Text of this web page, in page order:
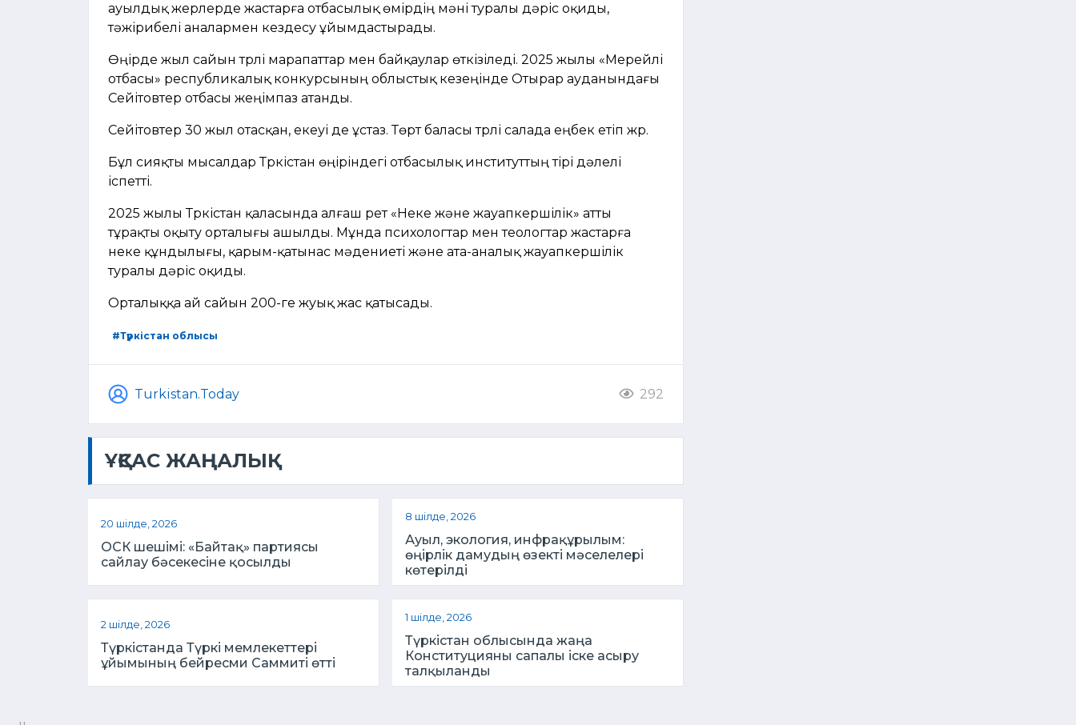
ауылдық жерлерде жастарға отбасылық өмірдің мәні туралы дәріс оқиды,
тәжірибелі аналармен кездесу ұйымдастырады.
Өңірде жыл сайын түрлі марапаттар мен байқаулар өткізіледі. 2025 жылы «Мерейлі
отбасы» республикалық конкурсының облыстық кезеңінде Отырар ауданындағы
Сейітовтер отбасы жеңімпаз атанды.
Сейітовтер 30 жыл отасқан, екеуі де ұстаз. Төрт баласы түрлі салада еңбек етіп жүр.
Бұл сияқты мысалдар Түркістан өңіріндегі отбасылық институттың тірі дәлелі
іспетті.
2025 жылы Түркістан қаласында алғаш рет «Неке және жауапкершілік» атты
тұрақты оқыту орталығы ашылды. Мұнда психологтар мен теологтар жастарға
неке құндылығы, қарым-қатынас мәдениеті және ата-аналық жауапкершілік
туралы дәріс оқиды.
Орталыққа ай сайын 200-ге жуық жас қатысады.
#Түркістан облысы
Turkistan.Today 292
ҰҚСАС ЖАҢАЛЫҚ
20 шілде, 2026
ОСК шешімі: «Байтақ» партиясы
сайлау бәсекесіне қосылды
8 шілде, 2026
Ауыл, экология, инфрақұрылым:
өңірлік дамудың өзекті мәселелері
көтерілді
2 шілде, 2026
Түркістанда Түркі мемлекеттері
ұйымының бейресми Саммиті өтті
1 шілде, 2026
Түркістан облысында жаңа
Конституцияны сапалы іске асыру
талқыланды